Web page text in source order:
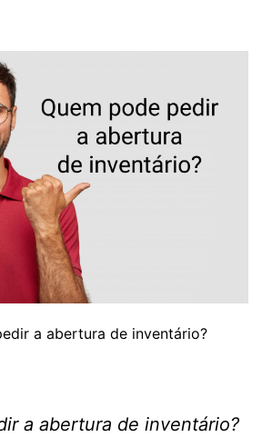
a abertura de inventário?
a abertura de inventário?